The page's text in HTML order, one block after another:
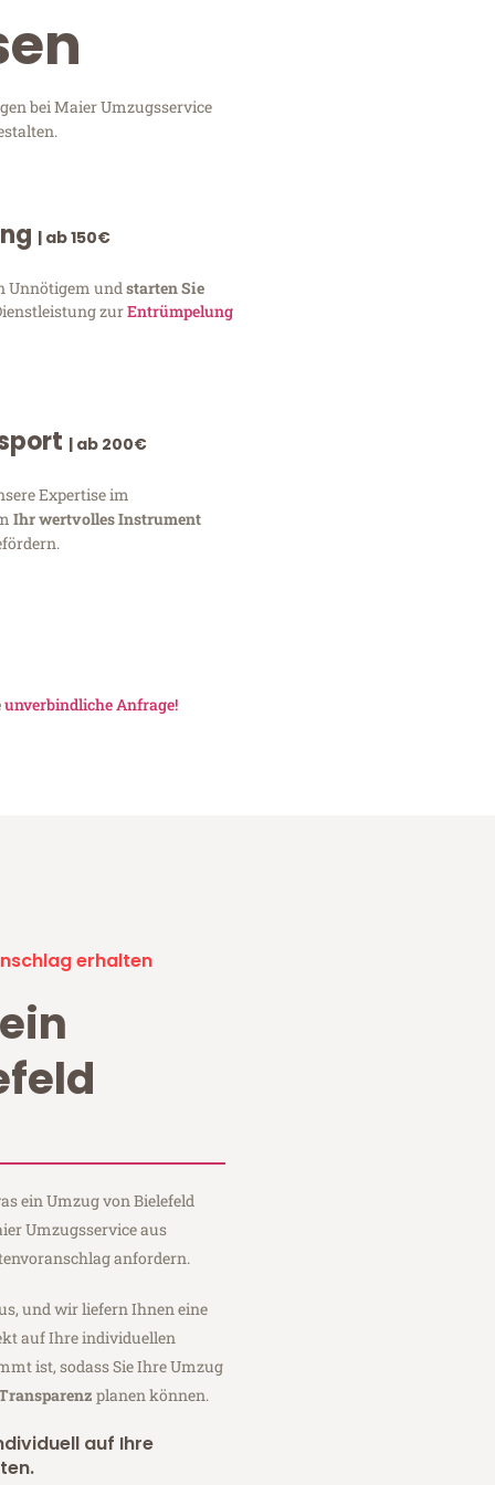
bei Maier Umzugsservice
| ab 150€
Unnötigem und starten Sie
zurEntrümpelung
| ab 200€
Expertise im
Ihr wertvolles Instrument
unverbindliche Anfrage!
erhalten
ein Umzug von Bielefeld
Umzugsservice aus
anfordern.
und wir liefern Ihnen eine
auf Ihre individuellen
ist, sodass Sie Ihre Umzug
planen können.
auf Ihre